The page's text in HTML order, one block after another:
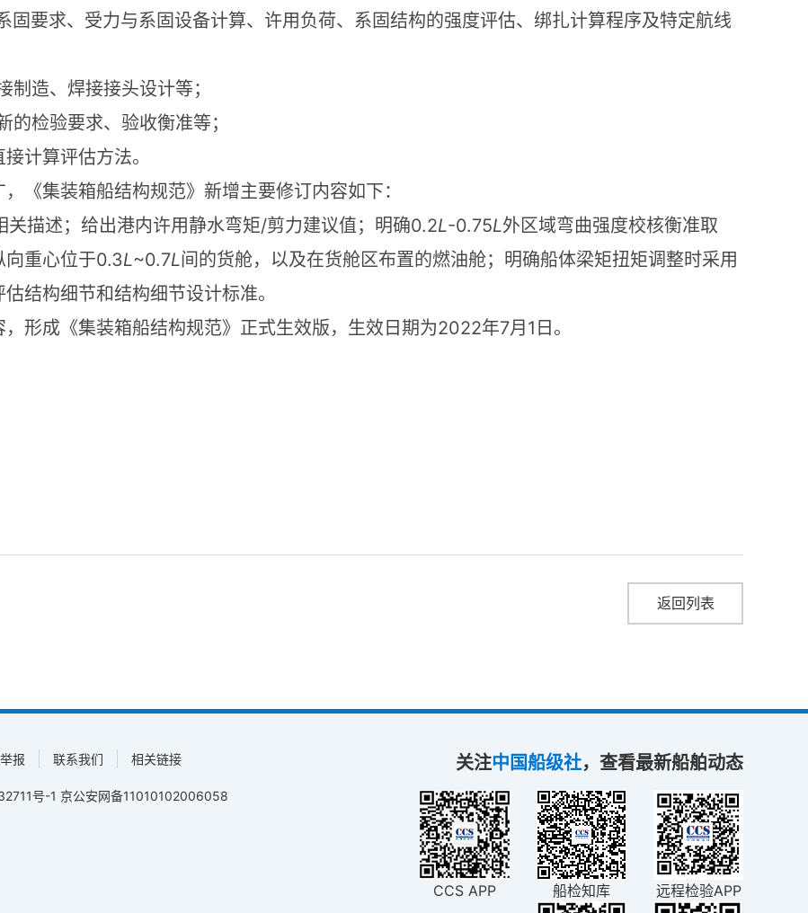
固要求、受力与系固设备计算、许用负荷、系固结构的强度评估、绑扎计算程序及特定航线
制造、焊接接头设计等；
的检验要求、验收衡准等；
计算评估方法。
《集装箱船结构规范》新增主要修订内容如下：
关描述；给出港内许用静水弯矩/剪力建议值；明确0.2L-0.75L外区域弯曲强度校核衡准取
向重心位于0.3L~0.7L间的货舱，以及在货舱区布置的燃油舱；明确船体梁矩扭矩调整时采用
结构细节和结构细节设计标准。
形成《集装箱船结构规范》正式生效版，生效日期为2022年7月 1 日。
返回列表
关注中国船级社，查看最新船舶动态
远程检验APP
船检知库
CCS APP
报 联系我们 相关链接
号-1 京公安网备11010102006058